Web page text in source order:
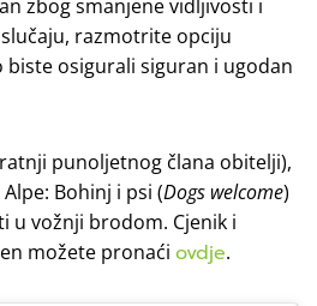
zbog smanjene vidljivosti i
razmotrite opciju
osigurali siguran i ugodan
punoljetnog člana obitelji),
Bohinj i psi (Dogs welcome)
u vožnji brodom. Cjenik i
možete pronaći ovdje.